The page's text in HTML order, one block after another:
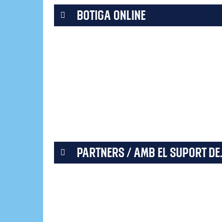
BOTIGA ONLINE
PARTNERS / AMB EL SUPORT